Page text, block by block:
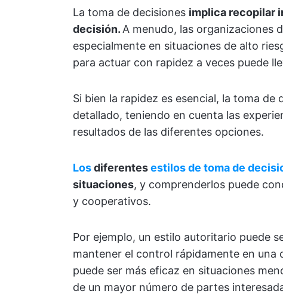
La toma de decisiones implica recopilar
decisión. A menudo, las organizaciones
especialmente en situaciones de alto
para actuar con rapidez a veces puede
Si bien la rapidez es esencial, la toma
detallado, teniendo en cuenta las
resultados de las diferentes opciones.
Losdiferentesestilos de toma de
situaciones, y comprenderlos puede
y cooperativos.
Por ejemplo, un estilo autoritario puede
mantener el control rápidamente en una
puede ser más eficaz en situaciones
de un mayor número de partes